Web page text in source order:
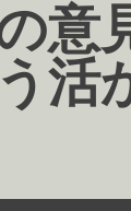
意
活